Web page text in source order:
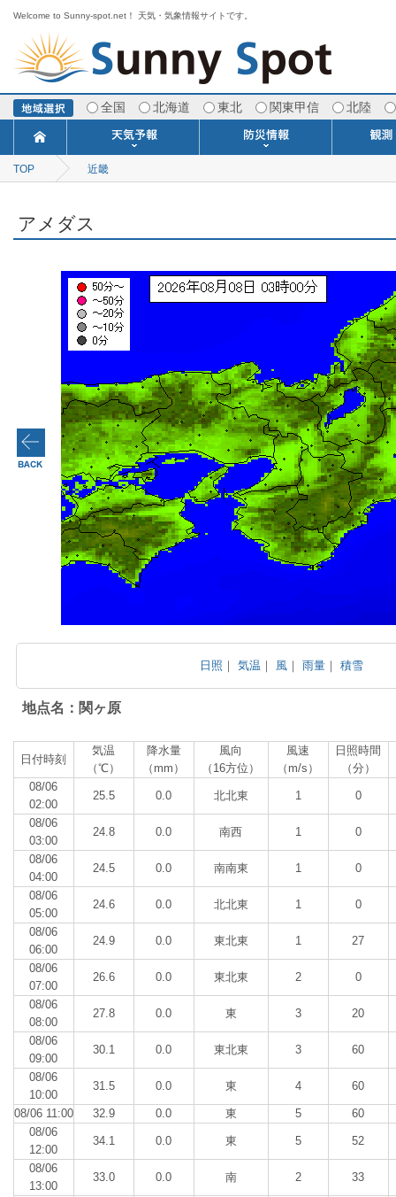
Welcome to Sunny-spot.net！ 天気・気象情報サイトです。
全国 北海道 東北 関東甲信 北陸
今日明日の天気
ポイント予報
週間天気予報
寒・暖候期予報
TOP 近畿
アメダス
日照 ｜気温 ｜ 風 ｜雨量 ｜積雪
地点名：関ヶ原
日付時刻
気温
（℃）
降水量
（mm）
風向
（16方位）
風速
（m/s）
日照時間
（分）
08/06
02:00
25.5 0.0 北北東 1 0
08/06
03:00
24.8 0.0 南西 1 0
08/06
04:00
24.5 0.0 南南東 1 0
08/06
05:00
24.6 0.0 北北東 1 0
08/06
06:00
24.9 0.0 東北東 1 27
08/06
07:00
26.6 0.0 東北東 2 0
08/06
08:00
27.8 0.0 東 3 20
08/06
09:00
30.1 0.0 東北東 3 60
08/06
10:00
31.5 0.0 東 4 60
08/06 11:00 32.9 0.0 東 5
60
08/06
12:00
34.1 0.0 東 5 52
08/06
13:00
33.0 0.0 南 2 33